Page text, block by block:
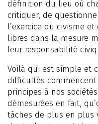
définition du lieu où
critiquer, de
l’exercice du civisme
libres dans la mesure
leur responsabilité
Voilà qui est simple et
difficultés commencent
principes à nos
démesurées en fait,
tâches de plus en plus